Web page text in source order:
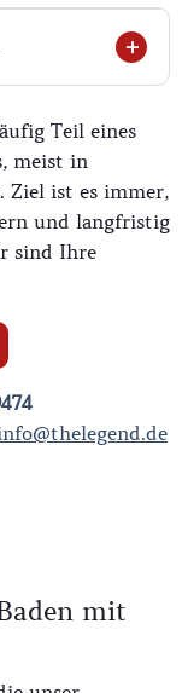
Teil eines
meist in
Ziel ist es immer,
und langfristig
sind Ihre
mit